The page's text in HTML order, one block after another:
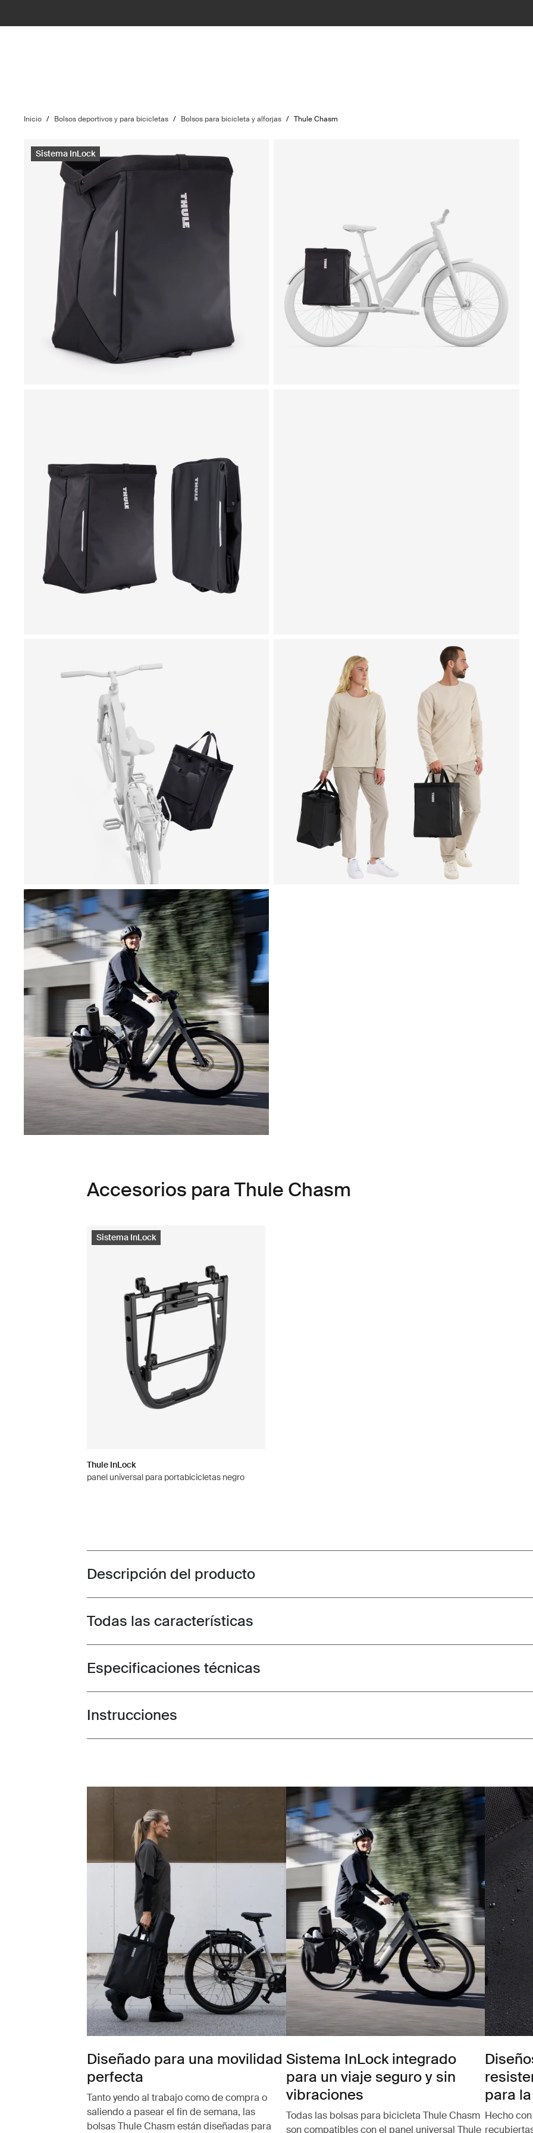
Inicio / Bolsos deportivos y para bicicletas / Bolsos para bicicleta y alforjas / Thule Chasm
Sistema InLock
Accesorios para Thule Chasm
Sistema InLock
Thule InLock
panel universal para portabicicletas negro
Toggle overview
Descripción del producto
Toggle features
Todas las características
Toggle techspec
Especificaciones técnicas
Toggle guides and instructions
Instrucciones
Diseñado para una movilidad
perfecta
Tanto yendo al trabajo como de compra o
saliendo a pasear el fin de semana, las
bolsas Thule Chasm están diseñadas para
Sistema InLock integrado
para un viaje seguro y sin
vibraciones
Todas las bolsas para bicicleta Thule Chasm
son compatibles con el panel universal Thule
para
Hecho